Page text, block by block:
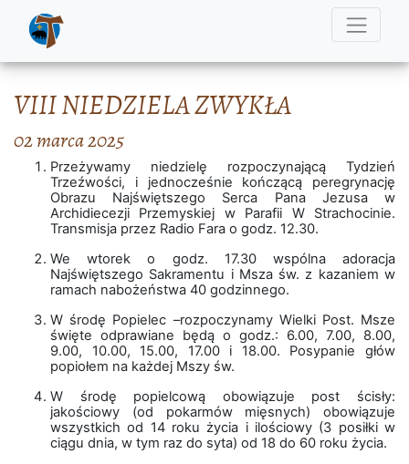
VIII NIEDZIELA ZWYKŁA
02 marca 2025
Przeżywamy niedzielę rozpoczynającą Tydzień
Trzeźwości, i jednocześnie kończącą peregrynację
Obrazu Najświętszego Serca Pana Jezusa w
Archidiecezji Przemyskiej w Parafii W Strachocinie.
Transmisja przez Radio Fara o godz. 12.30.
We wtorek o godz. 17.30 wspólna adoracja
Najświętszego Sakramentu i Msza św. z kazaniem w
ramach nabożeństwa 40 godzinnego.
W środę Popielec –rozpoczynamy Wielki Post. Msze
święte odprawiane będą o godz.: 6.00, 7.00, 8.00,
9.00, 10.00, 15.00, 17.00 i 18.00. Posypanie głów
popiołem na każdej Mszy św.
W środę popielcową obowiązuje post ścisły:
jakościowy (od pokarmów mięsnych) obowiązuje
wszystkich od 14 roku życia i ilościowy (3 posiłki w
ciągu dnia, w tym raz do syta) od 18 do 60 roku życia.